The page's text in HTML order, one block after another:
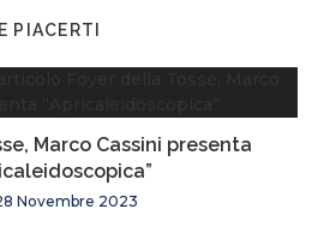
PIACERTI
Marco Cassini presenta
Novembre 2023